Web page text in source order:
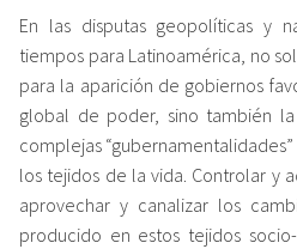
En las disputas geopolíticas y
tiempos para Latinoamérica, no
para la aparición de gobiernos
global de poder, sino también
complejas
los tejidos de la vida. Controlar y
aprovechar y canalizar los
producido en estos tejidos